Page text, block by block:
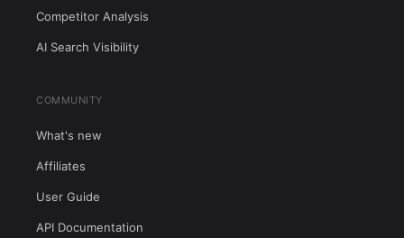
Competitor Analysis
AI Search Visibility
COMMUNITY
What's new
Affiliates
User Guide
API Documentation